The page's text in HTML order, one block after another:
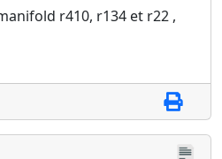
r410, r134 et r22 ,